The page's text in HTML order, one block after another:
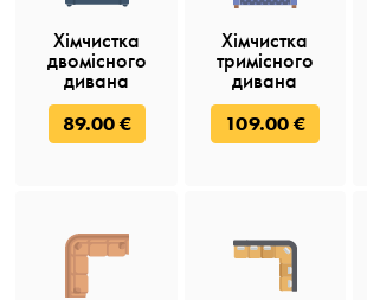
Хімчистка
двомісного
дивана
89.00 €
Хімчистка
тримісного
дивана
109.00 €